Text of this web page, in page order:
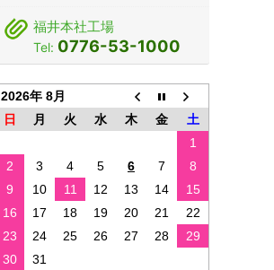
福井本社工場
Tel: 0776-53-1000
2026年 8月
日
月 火 水 木 金
土
1
2
3 4 5 6 7
8
9
10 11 12 13 14
15
16
17 18 19 20 21
22
23
24 25 26 27 28
29
30
31